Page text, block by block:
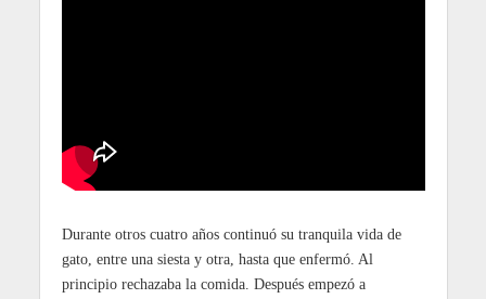
Durante otros cuatro años continuó su tranquila vida de
gato, entre una siesta y otra, hasta que enfermó. Al
principio rechazaba la comida. Después empezó a